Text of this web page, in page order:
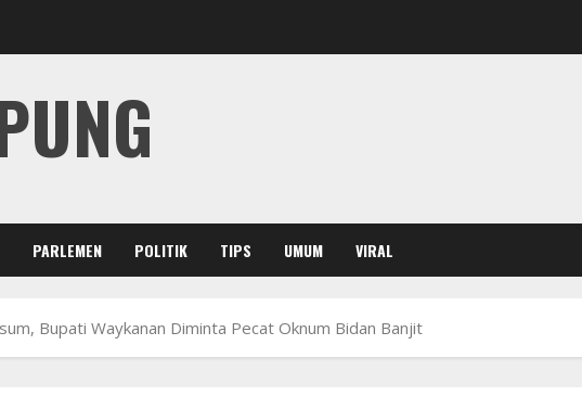
PARLEMEN POLITIK TIPS UMUM VIRAL
Bupati Waykanan Diminta Pecat Oknum Bidan Banjit